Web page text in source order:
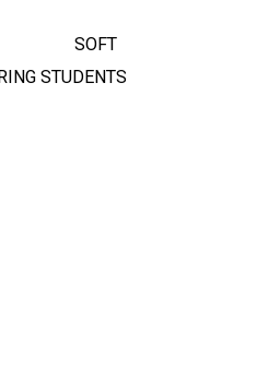
SOFT
STUDENTS